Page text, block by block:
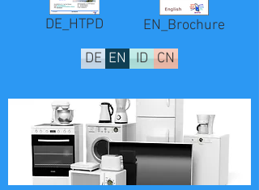
DE_HTPD
EN_Brochure
DE EN ID CN